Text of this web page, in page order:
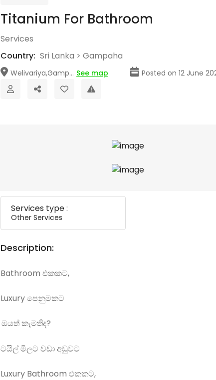
Titanium For Bathroom
Services
Country: Sri Lanka > Gampaha
Welivariya,Gamp... See map Posted on 12 June
Services type :
Other Services
Description:
Bathroom එකකට,
Luxury පෙනුමකට
ඔයත් කැමතිද?
ටයිල් මිලට වඩා අඩුවට
Luxury Bathroom එකකට,